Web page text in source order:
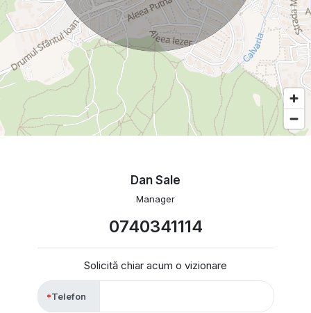
Dan Sale
Manager
0740341114
Solicită chiar acum o vizionare
Telefon